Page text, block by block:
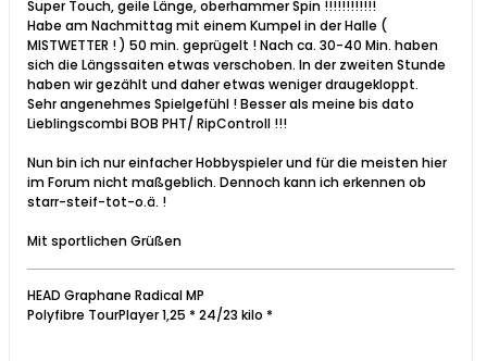
Super Touch, geile Länge, oberhammer Spin !!!!!!!!!!!!
Habe am Nachmittag mit einem Kumpel in der Halle (
MISTWETTER ! ) 50 min. geprügelt ! Nach ca. 30-40 Min. haben
sich die Längssaiten etwas verschoben. In der zweiten Stunde
haben wir gezählt und daher etwas weniger draugekloppt.
Sehr angenehmes Spielgefühl ! Besser als meine bis dato
Lieblingscombi BOB PHT/ RipControll !!!
Nun bin ich nur einfacher Hobbyspieler und für die meisten hier
im Forum nicht maßgeblich. Dennoch kann ich erkennen ob
starr-steif-tot-o.ä. !
Mit sportlichen Grüßen
HEAD Graphane Radical MP
Polyfibre TourPlayer 1,25 * 24/23 kilo *